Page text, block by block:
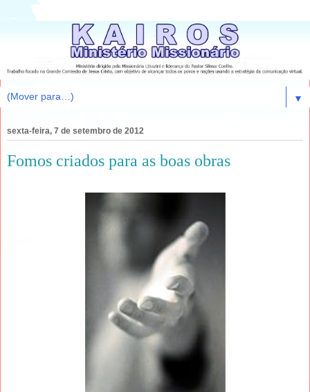
▼
sexta-feira, 7 de setembro de 2012
Fomos criados para as boas obras